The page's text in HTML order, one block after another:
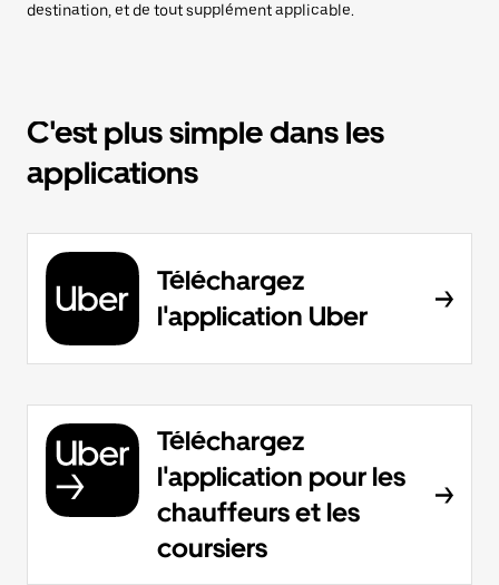
destination, et de tout supplément applicable.
C'est plus simple dans les
applications
Téléchargez
l'application Uber
Téléchargez
l'application pour les
chauffeurs et les
coursiers